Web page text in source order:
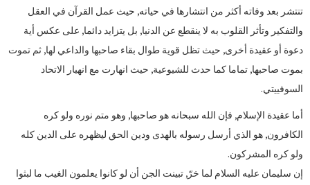
تنتشر بعد وفاته أكثر من انتشارها في حياته, حيث عمل القرآن في العقل
والتفكير وتأثر القلوب به لا ينقطع عن الدنيا, بل يتزايد دائما, على عكس أية
دعوة أو عقيدة أخرى, حيث تظل قوية طوال بقاء صاحبها والداعي لها, ثم تموت
بموت صاحبها, تماما كما حدث للشيوعية, حيث انهارت مع انهيار الاتحاد
السوفييتي.
أما عقيدة الإسلام, فإن الله سبحانه هو صاحبها, وهو متم نوره ولو كره
الكافرون, هو الذي أرسل رسوله بالهدى ودين الحق ليظهره على الدين كله
ولو كره المشركون.
إن سليمان عليه السلام لما خرّ, تبينت الجن أن لو كانوا يعلمون الغيب ما لبثوا